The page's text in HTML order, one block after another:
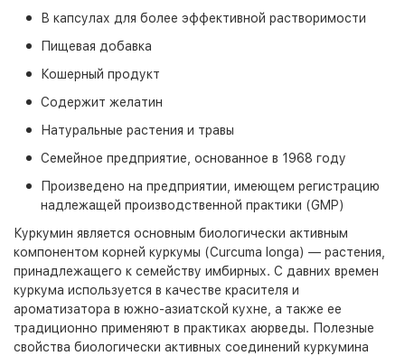
В капсулах для более эффективной растворимости
Пищевая добавка
Кошерный продукт
Содержит желатин
Натуральные растения и травы
Семейное предприятие, основанное в 1968 году
Произведено на предприятии, имеющем регистрацию
надлежащей производственной практики (GMP)
Куркумин является основным биологически активным
компонентом корней куркумы (Curcuma longa) — растения,
принадлежащего к семейству имбирных. С давних времен
куркума используется в качестве красителя и
ароматизатора в южно-азиатской кухне, а также ее
традиционно применяют в практиках аюрведы. Полезные
свойства биологически активных соединений куркумина